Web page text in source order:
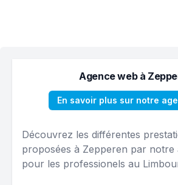
Agence web à
En savoir plus sur notre
Découvrez les différentes
proposées à Zepperen par notre
pour les professionels au